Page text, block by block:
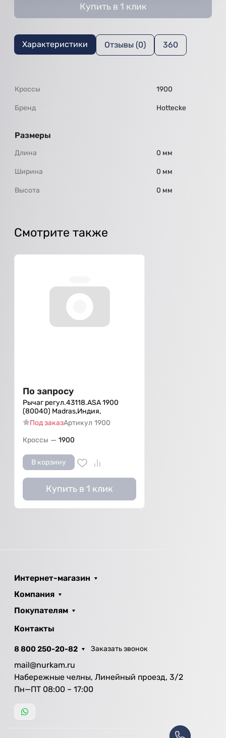
Купить в 1 клик
Характеристики Отзывы (0) 360
Кроссы 1900
Бренд Hottecke
Размеры
Длина 0 мм
Ширина 0 мм
Высота 0 мм
Смотрите также
По запросу
Рычаг регул.43118.ASA 1900
(80040) Madras,Индия,
Под заказАртикул 1900
Кроссы — 1900
В корзину
Купить в 1 клик
Интернет-магазин
Компания
Покупателям
Контакты
8 800 250-20-82 Заказать звонок
mail@nurkam.ru
Набережные челны, Линейный проезд, 3/2
Пн—ПТ 08:00 – 17:00